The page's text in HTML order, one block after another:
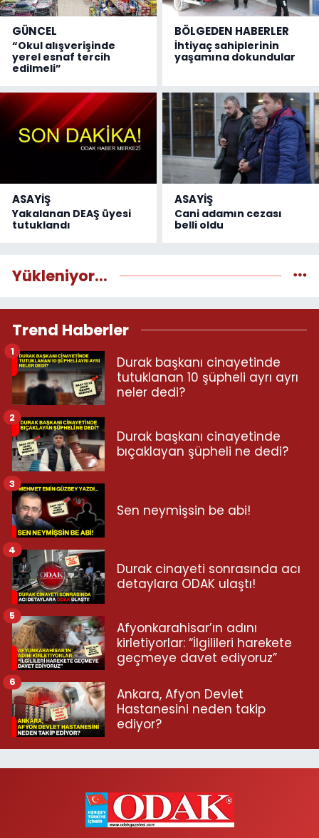
GÜNCEL
“Okul alışverişinde
yerel esnaf tercih
edilmeli”
BÖLGEDEN HABERLER
İhtiyaç sahiplerinin
yaşamına dokundular
ASAYİŞ
Yakalanan DEAŞ üyesi
tutuklandı
ASAYİŞ
Cani adamın cezası
belli oldu
Yükleniyor...
Trend Haberler
Durak başkanı cinayetinde
tutuklanan 10 şüpheli ayrı ayrı
neler dedi?
1
Durak başkanı cinayetinde
bıçaklayan şüpheli ne dedi?
2
Sen neymişsin be abi!
3
Durak cinayeti sonrasında acı
detaylara ODAK ulaştı!
4
Afyonkarahisar’ın adını
kirletiyorlar: “İlgilileri harekete
geçmeye davet ediyoruz”
5
Ankara, Afyon Devlet
Hastanesini neden takip
ediyor?
6